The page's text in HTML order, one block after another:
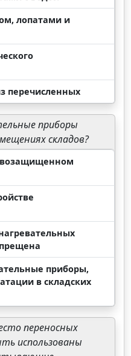
лопатами и
перечисленных
приборы
складов?
приборы,
в складских
переносных
использованы